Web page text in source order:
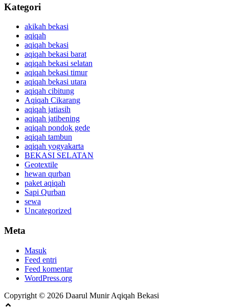
Kategori
akikah bekasi
aqiqah
aqiqah bekasi
aqiqah bekasi barat
aqiqah bekasi selatan
aqiqah bekasi timur
aqiqah bekasi utara
aqiqah cibitung
Aqiqah Cikarang
aqiqah jatiasih
aqiqah jatibening
aqiqah pondok gede
aqiqah tambun
aqiqah yogyakarta
BEKASI SELATAN
Geotextile
hewan qurban
paket aqiqah
Sapi Qurban
sewa
Uncategorized
Meta
Masuk
Feed entri
Feed komentar
WordPress.org
Copyright © 2026 Daarul Munir Aqiqah Bekasi